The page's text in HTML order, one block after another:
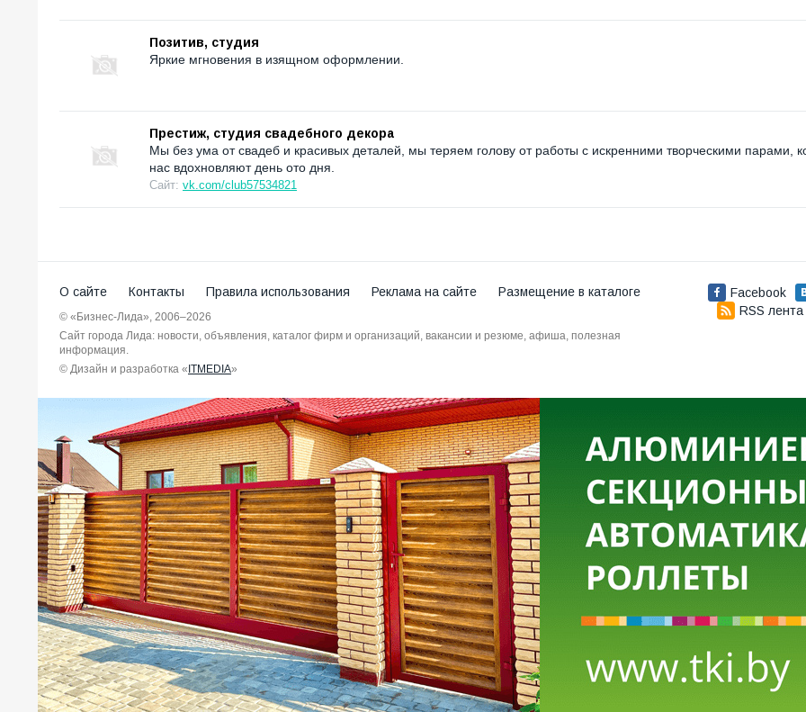
Позитив, студия
Яркие мгновения в изящном оформлении.
Престиж, студия свадебного декора
Мы без ума от свадеб и красивых деталей, мы теряем голову от работы с искренними творческими парами,
нас вдохновляют день ото дня.
Сайт: vk.com/club57534821
О сайте Контакты Правила использования Реклама на сайте Размещение в каталоге
© «Бизнес-Лида», 2006–2026
Сайт города Лида: новости, объявления, каталог фирм и организаций, вакансии и резюме, афиша, полезная
информация.
© Дизайн и разработка « ITMEDIA»
Facebook
RSS лента